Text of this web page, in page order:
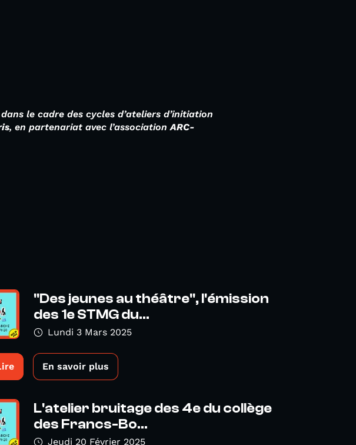
le cadre des cycles d’ateliers d’initiation
, en partenariat avec l’associationARC-
"Des jeunes au théâtre", l'émission
des 1e STMG du...
Lundi 3 Mars 2025
En savoir plus
L'atelier bruitage des 4e du collège
des Francs-Bo...
Jeudi 20 Février 2025